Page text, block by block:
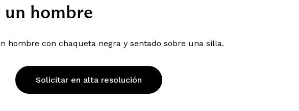
hombre
hombre con chaqueta negra y sentado sobre una silla.
Solicitar en alta resolución